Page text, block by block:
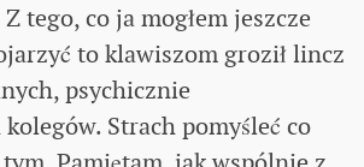
tego, co ja mogłem jeszcze
to klawiszom groził lincz
psychicznie
Strach pomyśleć co